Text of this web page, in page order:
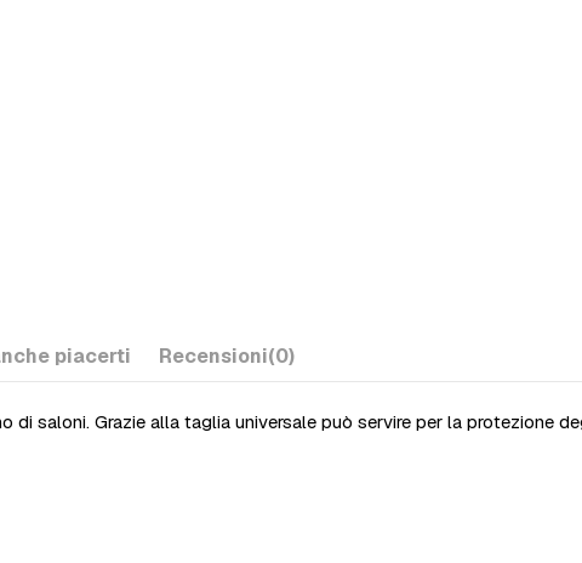
piacerti Recensioni(0)
di saloni. Grazie alla taglia universale può servire per la protezione